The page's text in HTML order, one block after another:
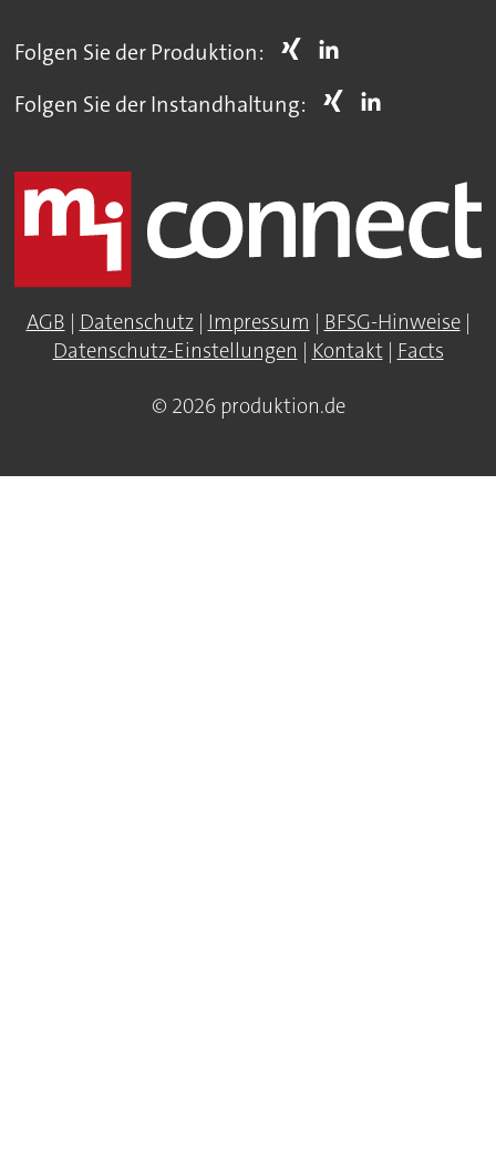
Folgen Sie der Produktion:
Folgen Sie der Instandhaltung:
AGB | Datenschutz| Impressum | BFSG-Hinweise|
Datenschutz-Einstellungen | Kontakt| Facts
© 2026 produktion.de